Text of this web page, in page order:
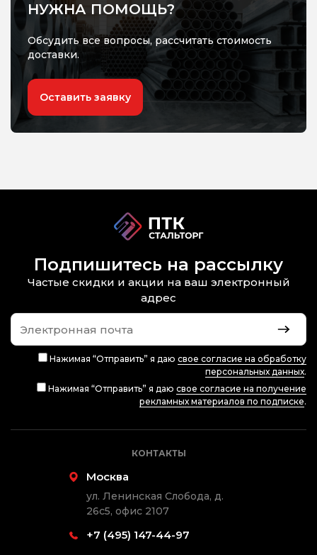
НУЖНА ПОМОЩЬ?
Обсудить все вопросы, рассчитать стоимость
доставки.
Оставить заявку
Подпишитесь на рассылку
Частые скидки и акции на ваш электронный
адрес
Нажимая “Отправить” я даю свое согласие на обработку
персональных данных.
Нажимая “Отправить” я даю свое согласие на получение
рекламных материалов по подписке.
КОНТАКТЫ
Москва
ул. Ленинская Слобода, д.
26с5, офис 2107
+7 (495) 147-44-97